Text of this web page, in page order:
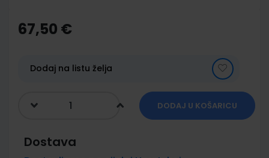
the
beginning
gallery
67,50 €
Dodaj na listu želja
DODAJ U KOŠARICU
Dostava